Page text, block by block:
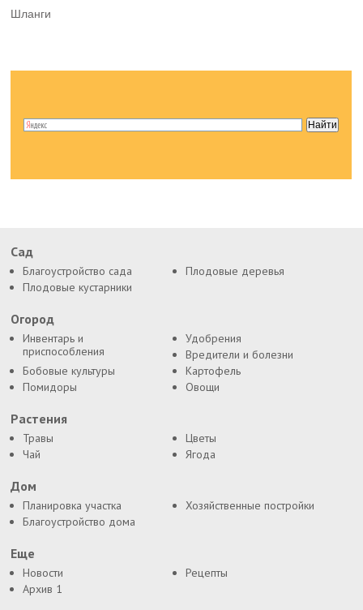
Шланги
Сад
Благоустройство сада
Плодовые деревья
Плодовые кустарники
Огород
Инвентарь и
приспособления
Удобрения
Вредители и болезни
Бобовые культуры
Картофель
Помидоры
Овощи
Растения
Травы
Цветы
Чай
Ягода
Дом
Планировка участка
Хозяйственные постройки
Благоустройство дома
Еще
Новости
Рецепты
Архив 1